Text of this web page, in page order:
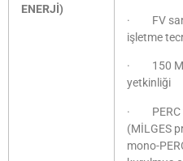
ENERJİ)
· FV
işletme
· 150
yetkinliği
· PERC
(MİLGES
mono-